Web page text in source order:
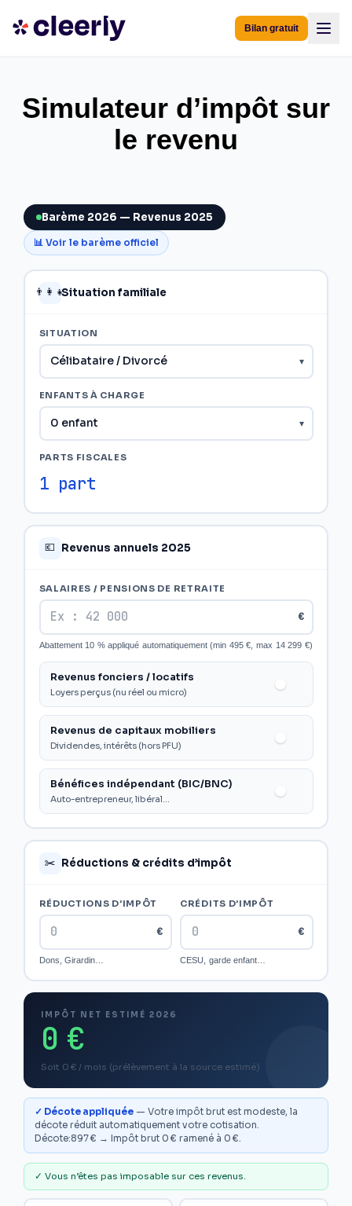
Bilan gratuit
Simulateur d’impôt sur
le revenu
Barème 2026 — Revenus 2025
📊 Voir le barème officiel
👨‍👩‍👧Situation familiale
SITUATION
ENFANTS À CHARGE
PARTS FISCALES
1 part
💶 Revenus annuels 2025
SALAIRES / PENSIONS DE RETRAITE
€
Abattement 10 % appliqué automatiquement (min 495 €, max 14 299 €)
Revenus fonciers / locatifs
Loyers perçus (nu réel ou micro)
Revenus de capitaux mobiliers
Dividendes, intérêts (hors PFU)
Bénéfices indépendant (BIC/BNC)
Auto-entrepreneur, libéral…
✂️ Réductions & crédits d’impôt
RÉDUCTIONS D’IMPÔT
€
Dons, Girardin…
CRÉDITS D’IMPÔT
€
CESU, garde enfant…
IMPÔT NET ESTIMÉ 2026
0 €
Soit 0 € / mois (prélèvement à la source estimé)
✓ Décote appliquée — Votre impôt brut est modeste, la
décote réduit automatiquement votre cotisation.
Décote:897 € → Impôt brut 0 € ramené à 0 €.
✓ Vous n’êtes pas imposable sur ces revenus.